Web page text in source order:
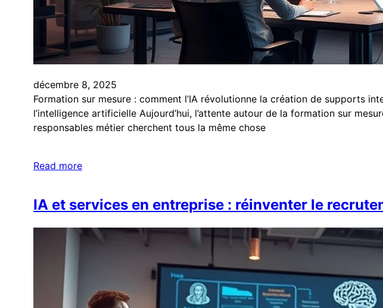
décembre 8, 2025
Formation sur mesure : comment l’IA révolutionne la création de supports
l’intelligence artificielle Aujourd’hui, l’attente autour de la formation sur
responsables métier cherchent tous la même chose
Read more
IA et services en entreprise : réinventer le